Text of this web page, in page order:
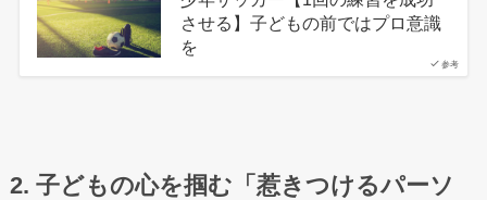
参考
させる】子どもの前ではプロ意識
を
2. 子どもの心を掴む「惹きつけるパーソ